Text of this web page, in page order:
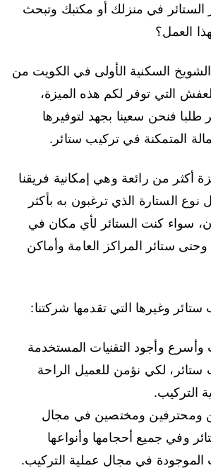
في منزلك أو مكتبك وتبحث
العمل؟
السكنية الأولى في الكويت من
التي توفر لكم هذه الميزة،
طلبا فنحن سعينا بجهد لتوفيرها
المتمكنة في تركيب ستائر.
أكثر من رائعة وهي إمكانية فريقنا
الستارة الذي ترغبون به بأكثر
سواء كنت الستائر لأي مكان في
وحتى ستائر المراكز العامة وأماكن
وغيرها التي تقدمها شركتنا:
وأسرع وأجود التقنيات المستخدمة
لكي نؤمن للعميل الراحة
التركيب.
ومحترفين ومختصين في مجال
وفي جميع أحجامها وأنواعها
الموجودة في مجال عملية التركيب.